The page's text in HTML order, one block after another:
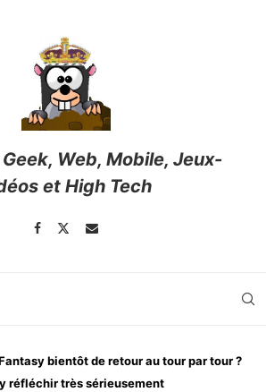
Web, Mobile, Jeux-
et High Tech
bientôt de retour au tour par tour ?
réfléchir très sérieusement